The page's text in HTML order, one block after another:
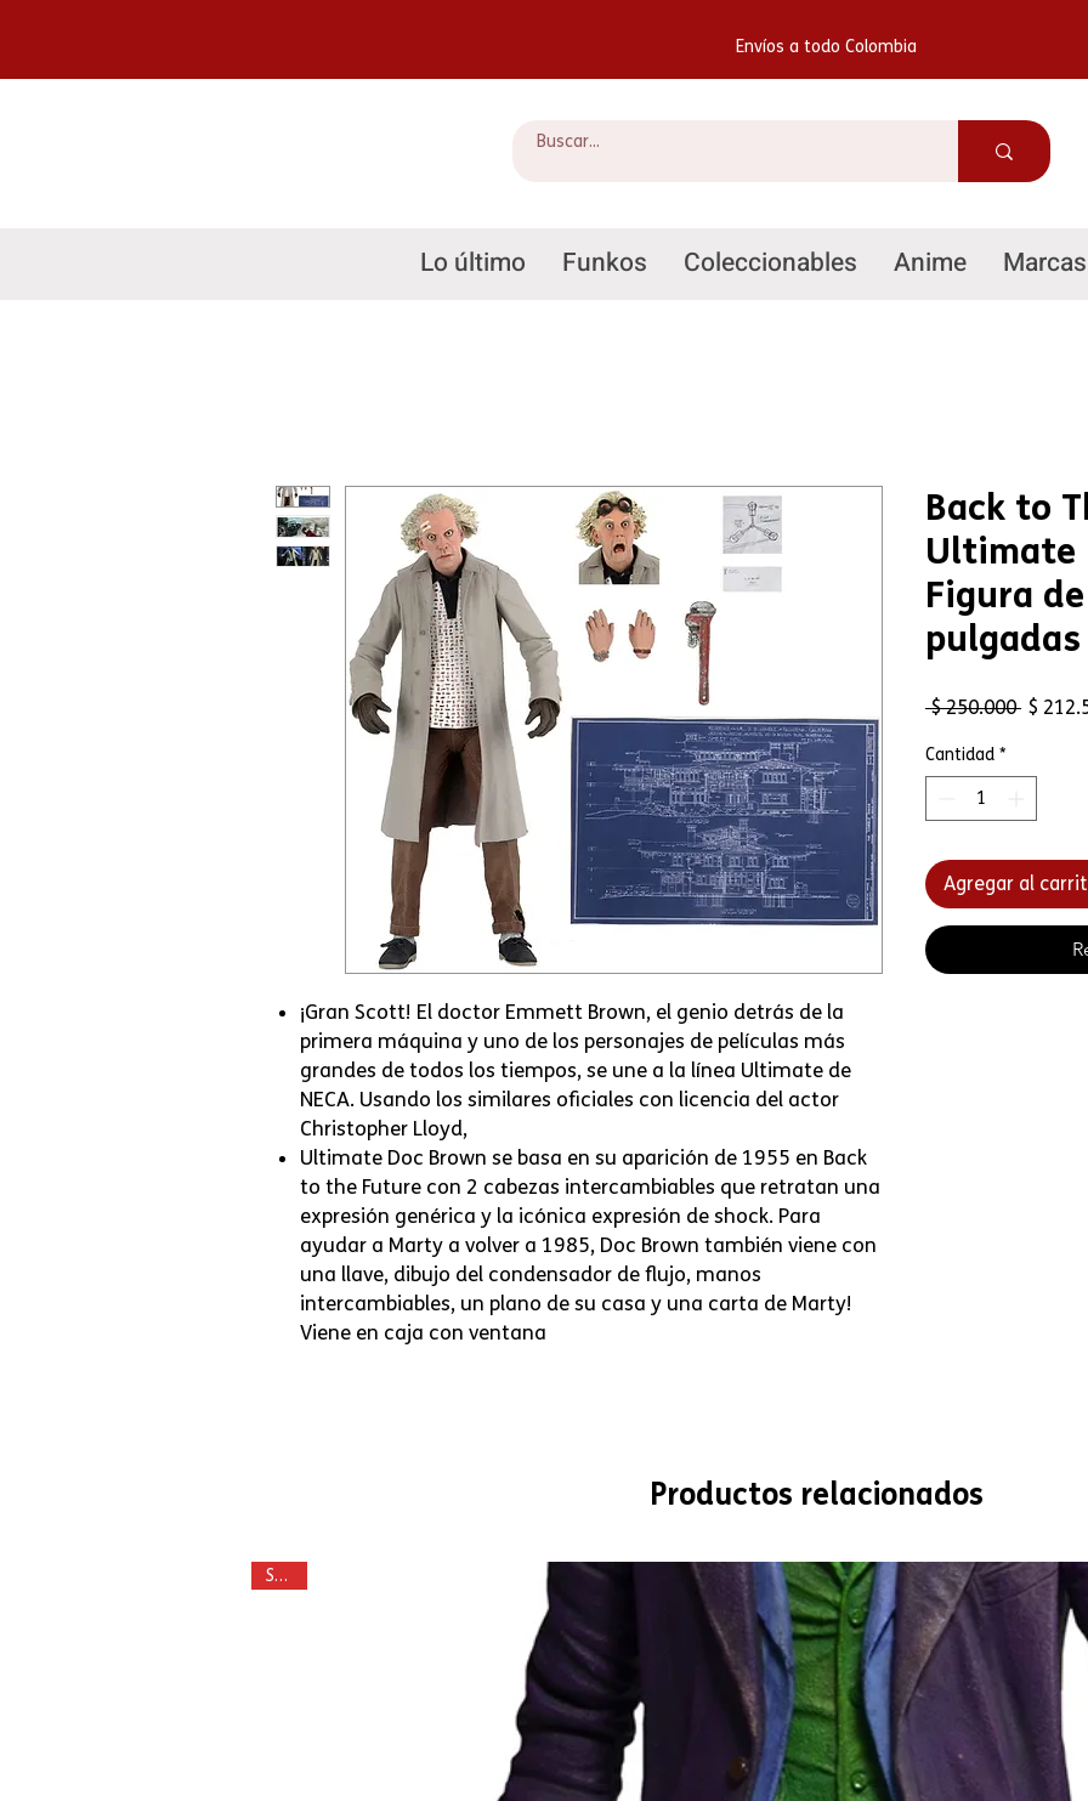
Envíos a todo Colombia
Lo último Funkos Coleccionables Anime Marcas
¡Gran Scott! El doctor Emmett Brown, el genio detrás de la
primera máquina y uno de los personajes de películas más
grandes de todos los tiempos, se une a la línea Ultimate de
NECA. Usando los similares oficiales con licencia del actor
Christopher Lloyd,
Ultimate Doc Brown se basa en su aparición de 1955 en Back
to the Future con 2 cabezas intercambiables que retratan una
expresión genérica y la icónica expresión de shock. Para
ayudar a Marty a volver a 1985, Doc Brown también viene con
una llave, dibujo del condensador de flujo, manos
intercambiables, un plano de su casa y una carta de Marty!
Viene en caja con ventana
Back to
Ultimate
Figura
pulgadas
$ 250.000 Precio
$
Cantidad *
Agregar al
Productos relacionados
SALE!